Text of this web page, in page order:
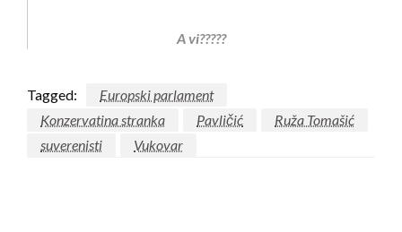
A vi?????
Tagged:
Europski parlament
Konzervatina stranka
Pavličić
Ruža Tomašić
suverenisti
Vukovar